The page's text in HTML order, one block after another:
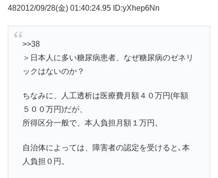
482012/09/28(金) 01:40:24.95 ID:yXhep6Nn
>>38
＞日本人に多い糖尿病患者、なぜ糖尿病のゼネリ
ックはないのか？
ちなみに、人工透析は医療費月額４０万円(年額
５００万円)だが、
所得区分一般で、本人負担月額１万円。
自治体によっては、障害者の認定を受けると､本
人負担０円。